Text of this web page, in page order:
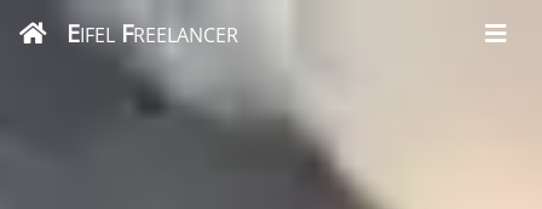
EIFELFREELANCER